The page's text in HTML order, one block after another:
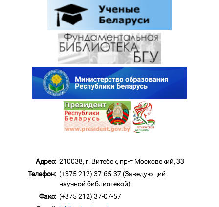
Адрес: 210038, г. Витебск, пр-т Московский, 33
Телефон: (+375 212) 37-65-37 (Заведующий
научной библиотекой)
Факс: (+375 212) 37-07-57